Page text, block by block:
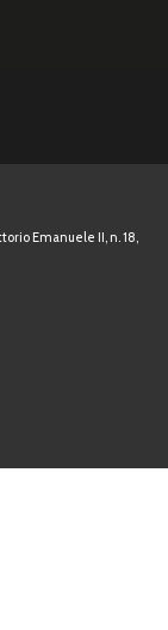
Emanuele II, n. 18,